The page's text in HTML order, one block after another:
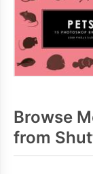
Browse
from